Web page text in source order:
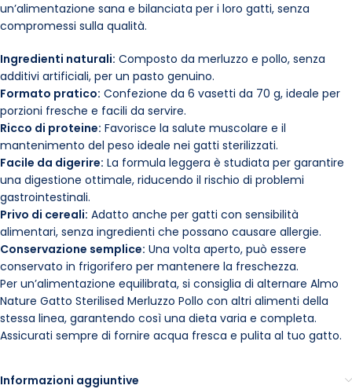
un’alimentazione sana e bilanciata per i loro gatti, senza
compromessi sulla qualità.
Ingredienti naturali: Composto da merluzzo e pollo, senza
additivi artificiali, per un pasto genuino.
Formato pratico: Confezione da 6 vasetti da 70 g, ideale per
porzioni fresche e facili da servire.
Ricco di proteine: Favorisce la salute muscolare e il
mantenimento del peso ideale nei gatti sterilizzati.
Facile da digerire: La formula leggera è studiata per garantire
una digestione ottimale, riducendo il rischio di problemi
gastrointestinali.
Privo di cereali: Adatto anche per gatti con sensibilità
alimentari, senza ingredienti che possano causare allergie.
Conservazione semplice: Una volta aperto, può essere
conservato in frigorifero per mantenere la freschezza.
Per un’alimentazione equilibrata, si consiglia di alternare Almo
Nature Gatto Sterilised Merluzzo Pollo con altri alimenti della
stessa linea, garantendo così una dieta varia e completa.
Assicurati sempre di fornire acqua fresca e pulita al tuo gatto.
Informazioni aggiuntive